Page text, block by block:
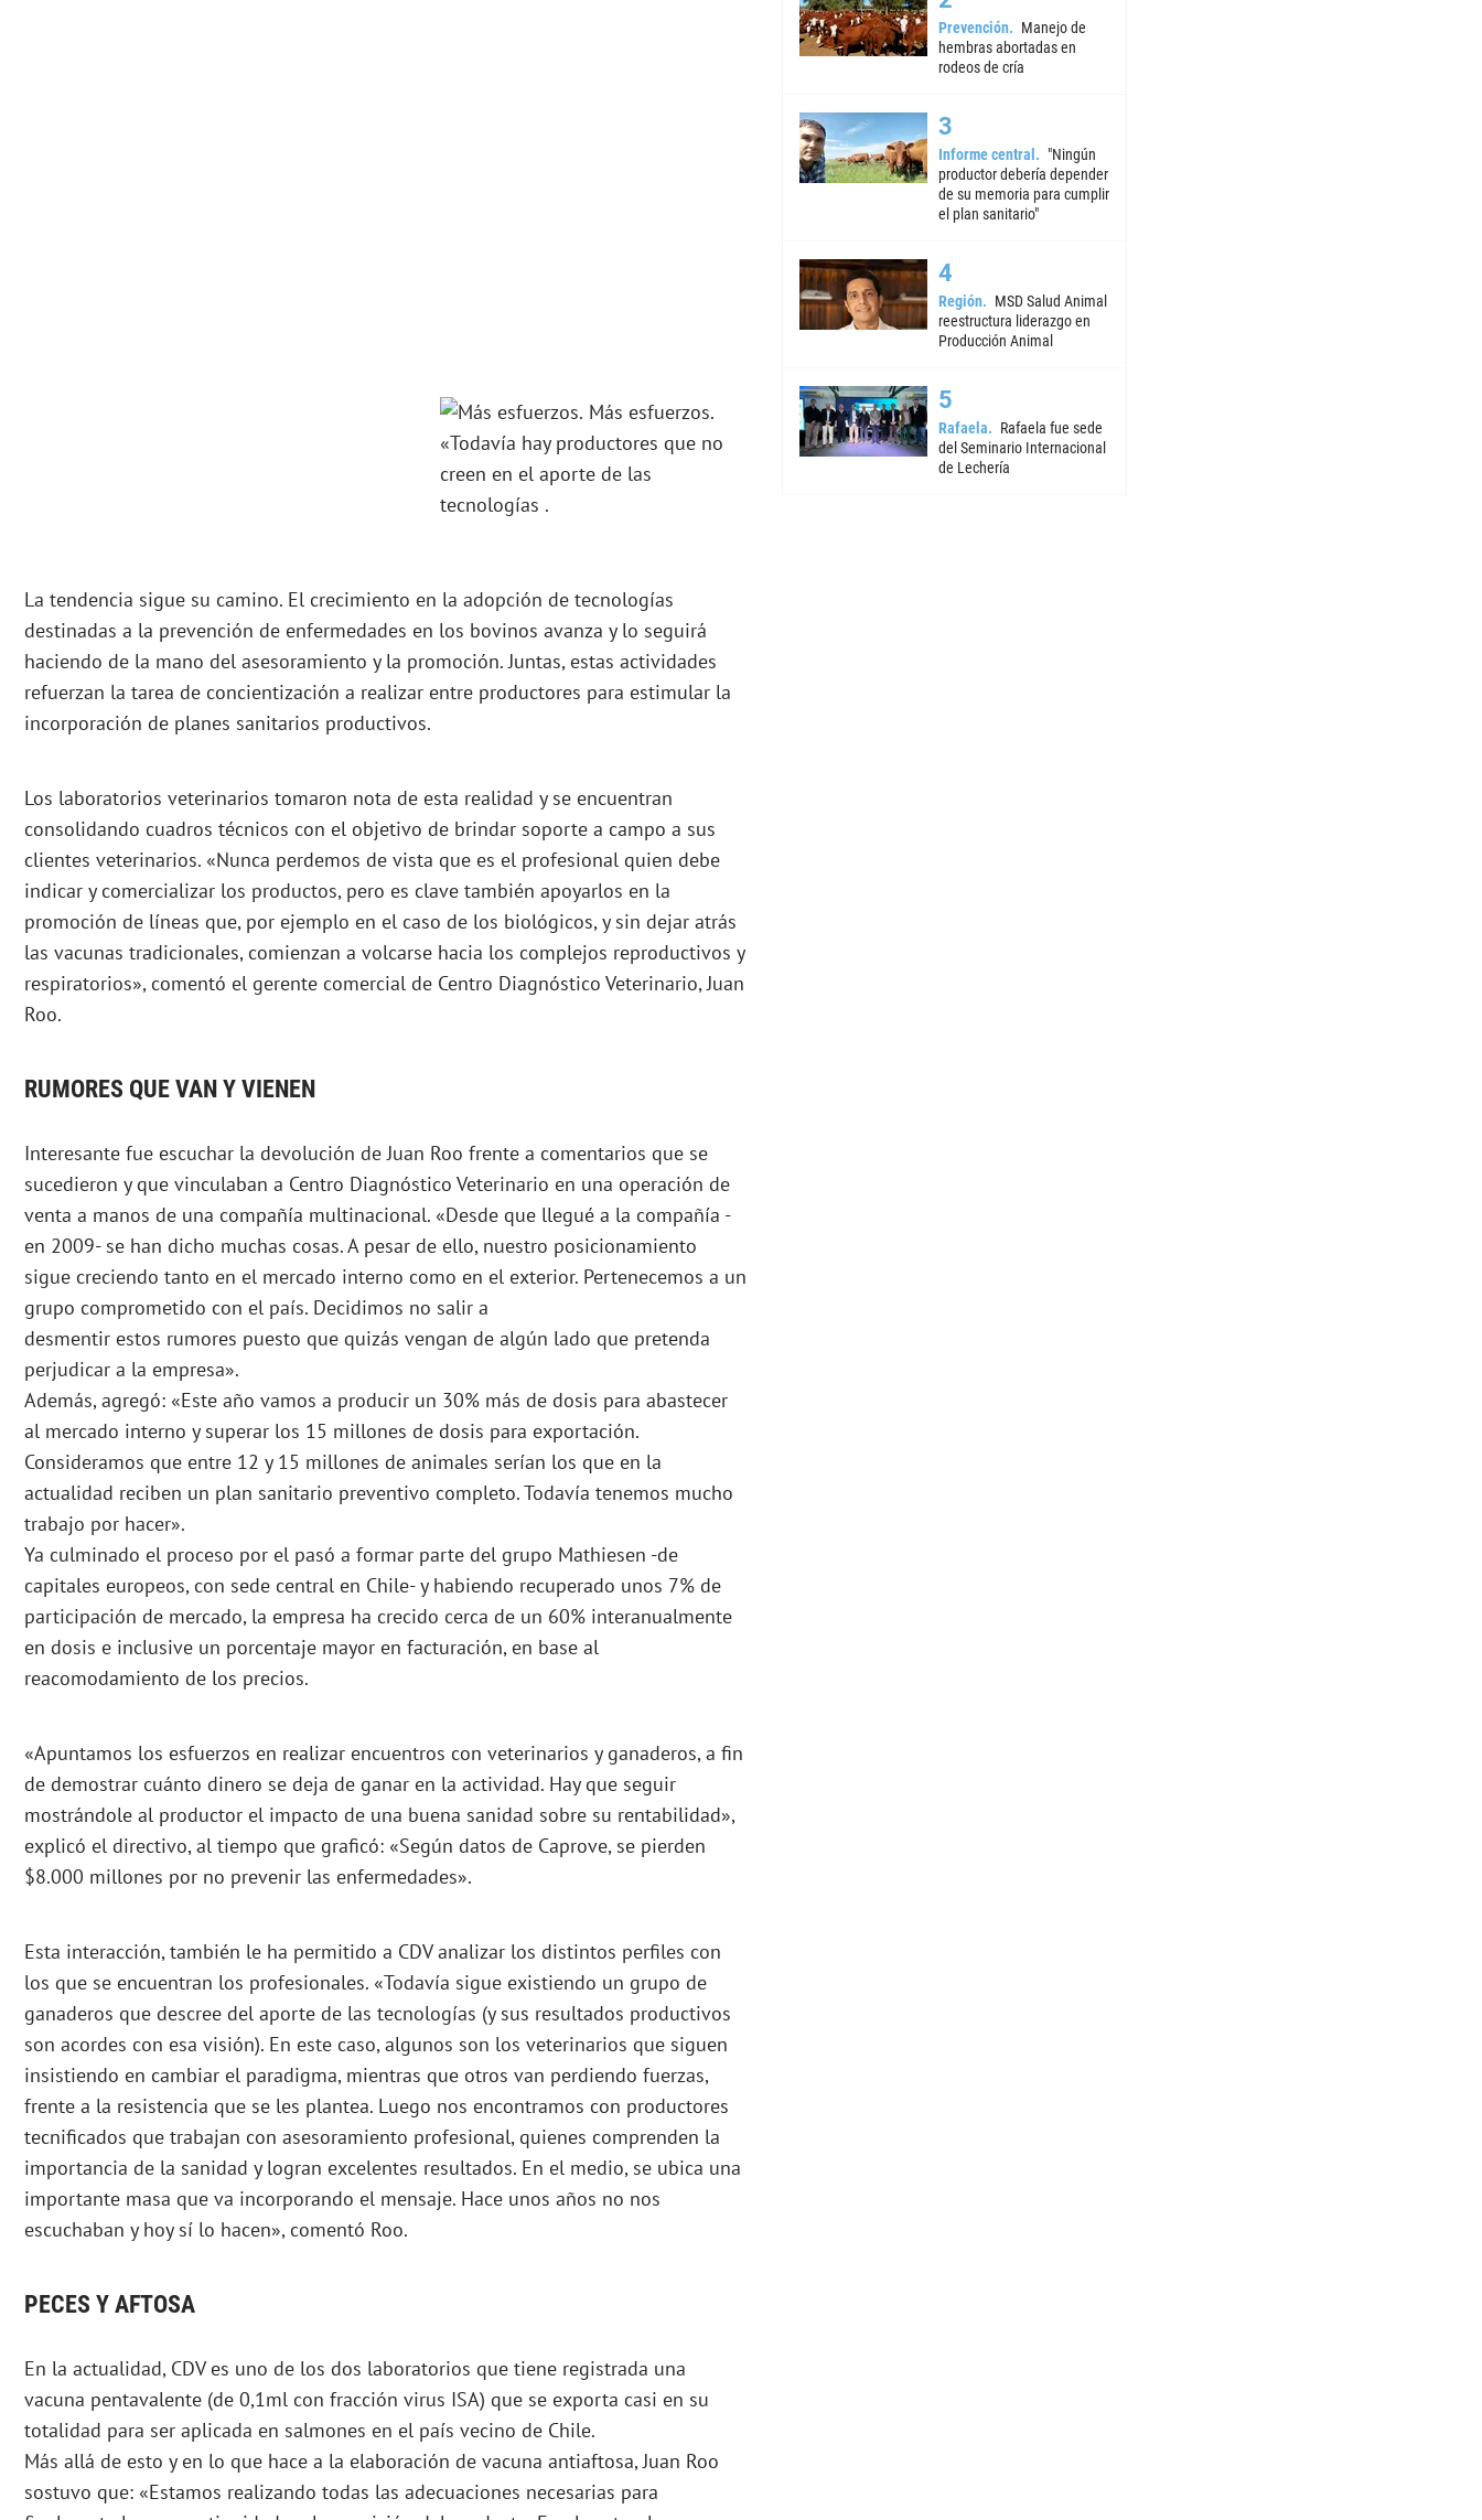
Más esfuerzos.
«Todavía hay productores que no
creen en el aporte de las
tecnologías .
La tendencia sigue su camino. El crecimiento en la adopción de tecnologías
destinadas a la prevención de enfermedades en los bovinos avanza y lo seguirá
haciendo de la mano del asesoramiento y la promoción. Juntas, estas actividades
refuerzan la tarea de concientización a realizar entre productores para estimular la
incorporación de planes sanitarios productivos.
Los laboratorios veterinarios tomaron nota de esta realidad y se encuentran
consolidando cuadros técnicos con el objetivo de brindar soporte a campo a sus
clientes veterinarios. «Nunca perdemos de vista que es el profesional quien debe
indicar y comercializar los productos, pero es clave también apoyarlos en la
promoción de líneas que, por ejemplo en el caso de los biológicos, y sin dejar atrás
las vacunas tradicionales, comienzan a volcarse hacia los complejos reproductivos y
respiratorios», comentó el gerente comercial de Centro Diagnóstico Veterinario, Juan
Roo.
RUMORES QUE VAN Y VIENEN
Interesante fue escuchar la devolución de Juan Roo frente a comentarios que se
sucedieron y que vinculaban a Centro Diagnóstico Veterinario en una operación de
venta a manos de una compañía multinacional. «Desde que llegué a la compañía -
en 2009- se han dicho muchas cosas. A pesar de ello, nuestro posicionamiento
sigue creciendo tanto en el mercado interno como en el exterior. Pertenecemos a un
grupo comprometido con el país. Decidimos no salir a
desmentir estos rumores puesto que quizás vengan de algún lado que pretenda
perjudicar a la empresa».
Además, agregó: «Este año vamos a producir un 30% más de dosis para abastecer
al mercado interno y superar los 15 millones de dosis para exportación.
Consideramos que entre 12 y 15 millones de animales serían los que en la
actualidad reciben un plan sanitario preventivo completo. Todavía tenemos mucho
trabajo por hacer».
Ya culminado el proceso por el pasó a formar parte del grupo Mathiesen -de
capitales europeos, con sede central en Chile- y habiendo recuperado unos 7% de
participación de mercado, la empresa ha crecido cerca de un 60% interanualmente
en dosis e inclusive un porcentaje mayor en facturación, en base al
reacomodamiento de los precios.
«Apuntamos los esfuerzos en realizar encuentros con veterinarios y ganaderos, a fin
de demostrar cuánto dinero se deja de ganar en la actividad. Hay que seguir
mostrándole al productor el impacto de una buena sanidad sobre su rentabilidad»,
explicó el directivo, al tiempo que graficó: «Según datos de Caprove, se pierden
$8.000 millones por no prevenir las enfermedades».
Esta interacción, también le ha permitido a CDV analizar los distintos perfiles con
los que se encuentran los profesionales. «Todavía sigue existiendo un grupo de
ganaderos que descree del aporte de las tecnologías (y sus resultados productivos
son acordes con esa visión). En este caso, algunos son los veterinarios que siguen
insistiendo en cambiar el paradigma, mientras que otros van perdiendo fuerzas,
frente a la resistencia que se les plantea. Luego nos encontramos con productores
tecnificados que trabajan con asesoramiento profesional, quienes comprenden la
importancia de la sanidad y logran excelentes resultados. En el medio, se ubica una
importante masa que va incorporando el mensaje. Hace unos años no nos
escuchaban y hoy sí lo hacen», comentó Roo.
PECES Y AFTOSA
En la actualidad, CDV es uno de los dos laboratorios que tiene registrada una
vacuna pentavalente (de 0,1ml con fracción virus ISA) que se exporta casi en su
totalidad para ser aplicada en salmones en el país vecino de Chile.
Más allá de esto y en lo que hace a la elaboración de vacuna antiaftosa, Juan Roo
sostuvo que: «Estamos realizando todas las adecuaciones necesarias para
Prevención
Manejo de
hembras abortadas en
rodeos de cría
Informe central
"Ningún
productor debería depender
de su memoria para cumplir
el plan sanitario"
Región
MSD Salud Animal
reestructura liderazgo en
Producción Animal
Rafaela
Rafaela fue sede
del Seminario Internacional
de Lechería